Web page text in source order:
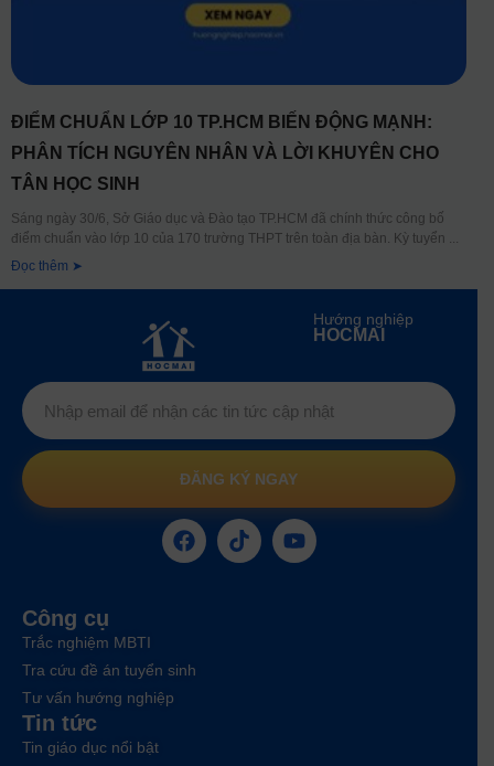
ĐIỂM CHUẨN LỚP 10 TP.HCM BIẾN ĐỘNG MẠNH:
PHÂN TÍCH NGUYÊN NHÂN VÀ LỜI KHUYÊN CHO
TÂN HỌC SINH
Sáng ngày 30/6, Sở Giáo dục và Đào tạo TP.HCM đã chính thức công bố
điểm chuẩn vào lớp 10 của 170 trường THPT trên toàn địa bàn. Kỳ tuyển
Đọc thêm ➤
Hướng nghiệp
HOCMAI
ĐĂNG KÝ NGAY
Công cụ
Trắc nghiệm MBTI
Tra cứu đề án tuyển sinh
Tư vấn hướng nghiệp
Tin tức
Tin giáo dục nổi bật